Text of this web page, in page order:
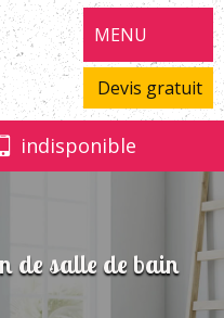
MENU
Devis gratuit
indisponible
de salle de bain